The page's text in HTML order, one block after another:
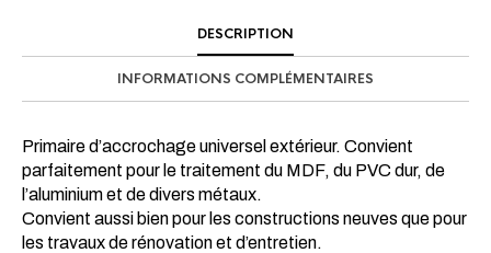
DESCRIPTION
INFORMATIONS COMPLÉMENTAIRES
Primaire d’accrochage universel extérieur. Convient
parfaitement pour le traitement du MDF, du PVC dur, de
l’aluminium et de divers métaux.
Convient aussi bien pour les constructions neuves que pour
les travaux de rénovation et d’entretien.